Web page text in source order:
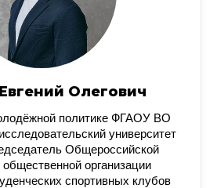
Олегович
политике ФГАОУ ВО
университет
Общероссийской
организации
спортивных клубов